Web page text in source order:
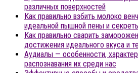
различных поверхностей
Как правильно взбить молоко
идеальной пышной пены и
Как правильно сварить
достижения идеального вкуса и
Аудиалы — особенности,
распознавания их среди нас